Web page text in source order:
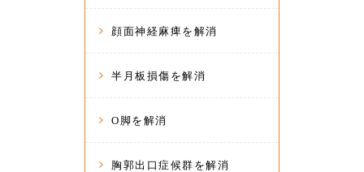
顔面神経麻痺を解消
半月板損傷を解消
O脚を解消
胸郭出口症候群を解消